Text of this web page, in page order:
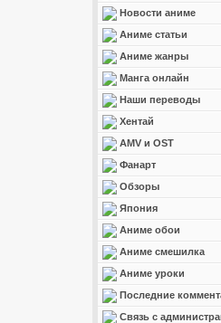
Новости аниме
Аниме статьи
Аниме жанры
Манга онлайн
Наши переводы
Хентай
AMV и OST
Фанарт
Обзоры
Япония
Аниме обои
Аниме смешилка
Аниме уроки
Последние
Связь с